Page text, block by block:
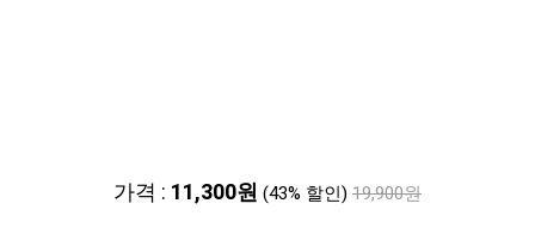
가격 : 11,300원 (43% 할인) 19,900원